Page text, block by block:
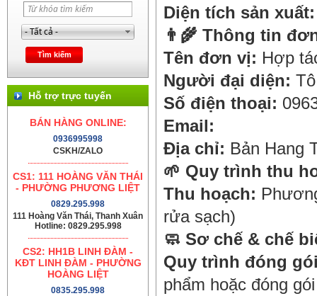
Hỗ trợ trực tuyến
BÁN HÀNG ONLINE:
0936995998
CSKH/ZALO
CS1: 111 HOÀNG VĂN THÁI
- PHƯỜNG PHƯƠNG LIỆT
0829.295.998
111 Hoàng Văn Thái, Thanh Xuân
Hotline: 0829.295.998
CS2: HH1B LINH ĐÀM -
KĐT LINH ĐÀM - PHƯỜNG
HOÀNG LIỆT
0835.295.998
Diện tích sản xuất:
👨‍🌾 Thông tin
Tên đơn vị: Hợp
Người đại diện:
Số điện thoại:
Email:
Địa chỉ: Bản Hang
🌱 Quy trình thu
Thu hoạch:
rửa sạch)
🧼 Sơ chế & chế
Quy trình đóng
phẩm hoặc đóng